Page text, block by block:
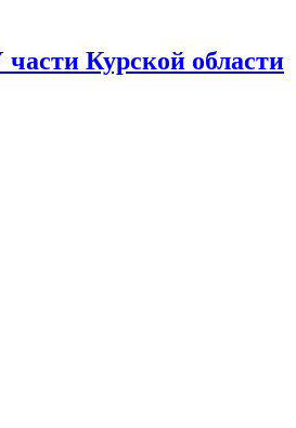
Курской области